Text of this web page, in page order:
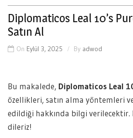
Diplomaticos Leal 10’s
Satın Al
On Eylül 3, 2025 By adwod
Bu makalede, Diplomaticos Leal
özellikleri, satın alma yöntemleri
edildiği hakkında bilgi
dileriz!